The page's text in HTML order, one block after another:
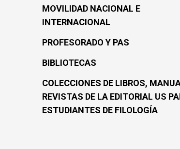
MOVILIDAD NACIONAL E
INTERNACIONAL
PROFESORADO Y PAS
BIBLIOTECAS
COLECCIONES DE LIBROS,
REVISTAS DE LA EDITORIAL US
ESTUDIANTES DE FILOLOGÍA